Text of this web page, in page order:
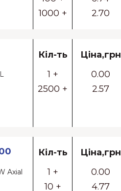
1000 +
2.70
Кіл-ть
1 +
2500 +
Ціна,грн
0.00
2.57
Axial
Кіл-ть
1 +
10 +
Ціна,грн
0.00
4.77